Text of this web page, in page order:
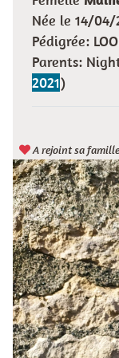
Née le 14/04/
Pédigrée:
Parents:
2021)
A rejoint sa famille